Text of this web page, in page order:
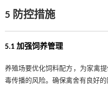
5 防控措施
5.1 加强饲养管理
养殖场要优化饲料配方，为家禽
毒传播的风险。确保禽舍有良好